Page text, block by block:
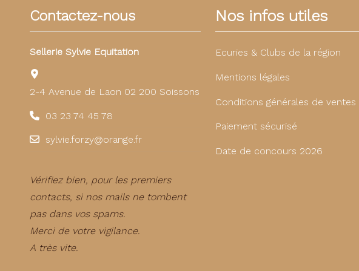
Contactez-nous
Sellerie Sylvie Equitation
2-4 Avenue de Laon 02 200 Soissons
03 23 74 45 78
sylvie.forzy@orange.fr
Vérifiez bien, pour les premiers
contacts, si nos mails ne tombent
pas dans vos spams.
Merci de votre vigilance.
A très vite.
Nos infos utiles
Ecuries & Clubs de la région
Mentions légales
Conditions générales de ventes
Paiement sécurisé
Date de concours 2026